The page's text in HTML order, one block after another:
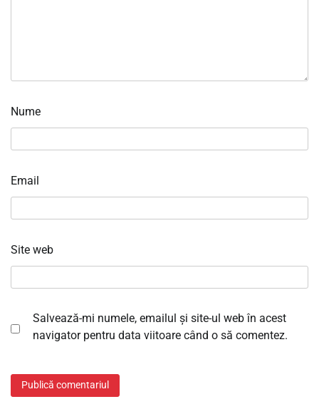
Nume
Email
Site web
Salvează-mi numele, emailul și site-ul web în acest
navigator pentru data viitoare când o să comentez.